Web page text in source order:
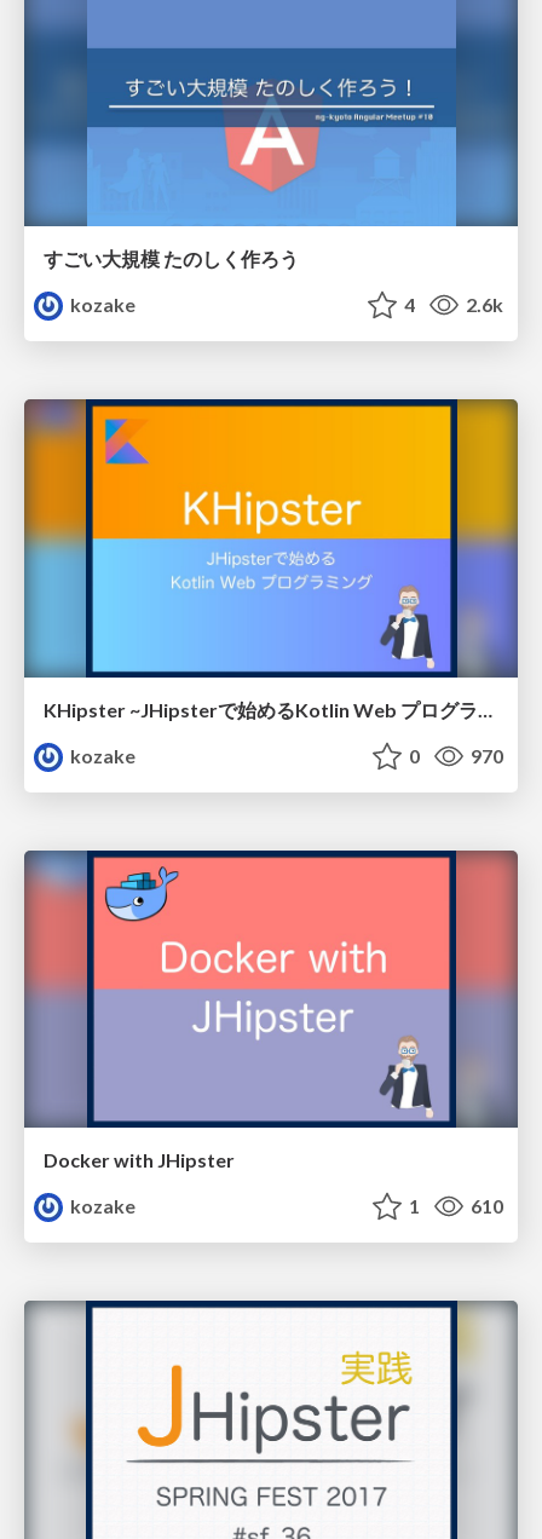
すごい大規模 たのしく作ろう
kozake
4 2.6k
KHipster ~JHipsterで始めるKotlin Web プログラミング~
kozake
0 970
Docker with JHipster
kozake
1 610